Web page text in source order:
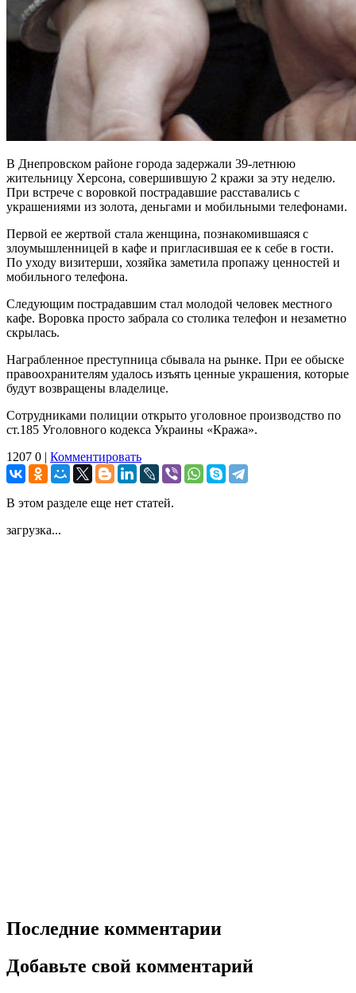
В Днепровском районе города задержали 39-летнюю
жительницу Херсона, совершившую 2 кражи за эту неделю.
При встрече с воровкой пострадавшие расставались с
украшениями из золота, деньгами и мобильными телефонами.
Первой ее жертвой стала женщина, познакомившаяся с
злоумышленницей в кафе и пригласившая ее к себе в гости.
По уходу визитерши, хозяйка заметила пропажу ценностей и
мобильного телефона.
Следующим пострадавшим стал молодой человек местного
кафе. Воровка просто забрала со столика телефон и незаметно
скрылась.
Награбленное преступница сбывала на рынке. При ее обыске
правоохранителям удалось изъять ценные украшения, которые
будут возвращены владелице.
Сотрудниками полиции открыто уголовное производство по
ст.185 Уголовного кодекса Украины «Кража».
1207 0 | Комментировать
В этом разделе еще нет статей.
загрузка...
Последние комментарии
Добавьте свой комментарий